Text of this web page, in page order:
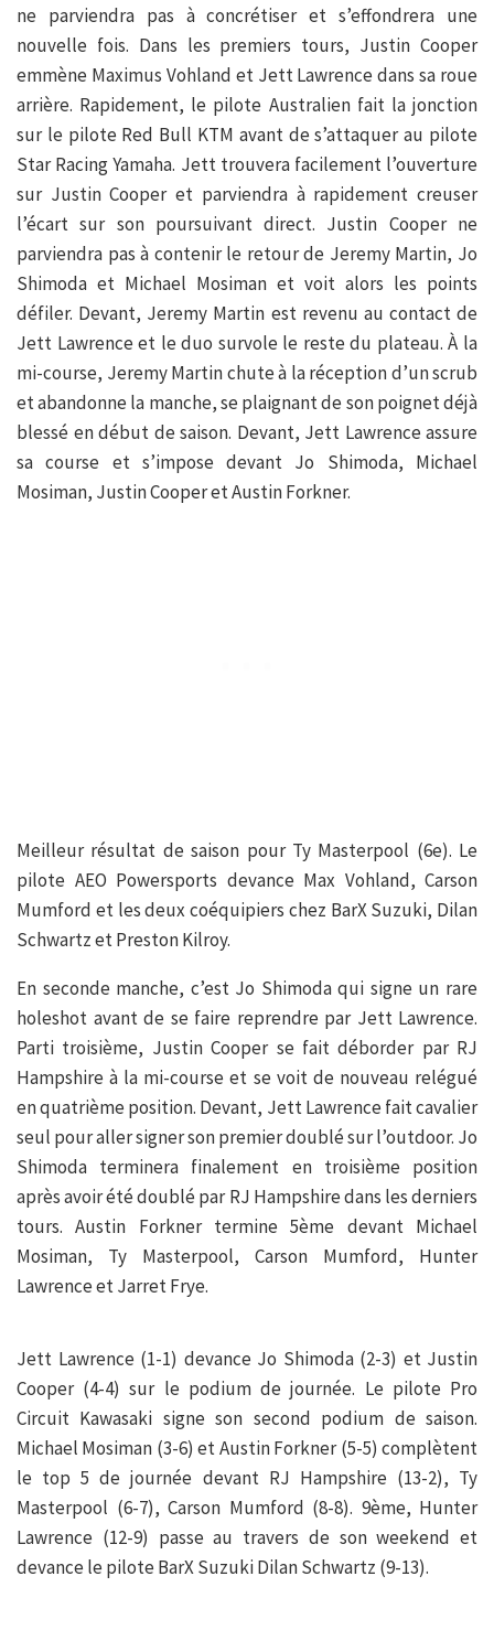
ne parviendra pas à concrétiser et s’effondrera une
nouvelle fois. Dans les premiers tours, Justin Cooper
emmène Maximus Vohland et Jett Lawrence dans sa roue
arrière. Rapidement, le pilote Australien fait la jonction
sur le pilote Red Bull KTM avant de s’attaquer au pilote
Star Racing Yamaha. Jett trouvera facilement l’ouverture
sur Justin Cooper et parviendra à rapidement creuser
l’écart sur son poursuivant direct. Justin Cooper ne
parviendra pas à contenir le retour de Jeremy Martin, Jo
Shimoda et Michael Mosiman et voit alors les points
défiler. Devant, Jeremy Martin est revenu au contact de
Jett Lawrence et le duo survole le reste du plateau. À la
mi-course, Jeremy Martin chute à la réception d’un scrub
et abandonne la manche, se plaignant de son poignet déjà
blessé en début de saison. Devant, Jett Lawrence assure
sa course et s’impose devant Jo Shimoda, Michael
Mosiman, Justin Cooper et Austin Forkner.
Meilleur résultat de saison pour Ty Masterpool (6e). Le
pilote AEO Powersports devance Max Vohland, Carson
Mumford et les deux coéquipiers chez BarX Suzuki, Dilan
Schwartz et Preston Kilroy.
En seconde manche, c’est Jo Shimoda qui signe un rare
holeshot avant de se faire reprendre par Jett Lawrence.
Parti troisième, Justin Cooper se fait déborder par RJ
Hampshire à la mi-course et se voit de nouveau relégué
en quatrième position. Devant, Jett Lawrence fait cavalier
seul pour aller signer son premier doublé sur l’outdoor. Jo
Shimoda terminera finalement en troisième position
après avoir été doublé par RJ Hampshire dans les derniers
tours. Austin Forkner termine 5ème devant Michael
Mosiman, Ty Masterpool, Carson Mumford, Hunter
Lawrence et Jarret Frye.
Jett Lawrence (1-1) devance Jo Shimoda (2-3) et Justin
Cooper (4-4) sur le podium de journée. Le pilote Pro
Circuit Kawasaki signe son second podium de saison.
Michael Mosiman (3-6) et Austin Forkner (5-5) complètent
le top 5 de journée devant RJ Hampshire (13-2), Ty
Masterpool (6-7), Carson Mumford (8-8). 9ème, Hunter
Lawrence (12-9) passe au travers de son weekend et
devance le pilote BarX Suzuki Dilan Schwartz (9-13).